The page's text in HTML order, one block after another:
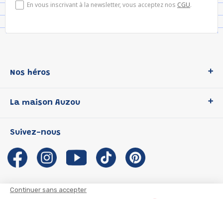
Continuer sans accepter
En vous inscrivant à la newsletter, vous acceptez nos CGU.
Nos héros
P'tit Loup
Les Influenceuses
Migali
Petite Taupe
La maison Auzou
Notre histoire
Auzou s'engage
Auteurs et illustrateurs Auzou
Suivez-nous